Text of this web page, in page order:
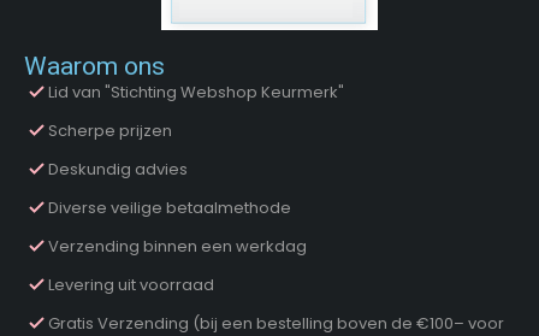
Waarom ons
Lid van "Stichting Webshop Keurmerk"
Scherpe prijzen
Deskundig advies
Diverse veilige betaalmethode
Verzending binnen een werkdag
Levering uit voorraad
Gratis Verzending (bij een bestelling boven de €100– voor